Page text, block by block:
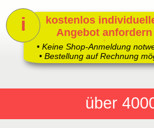
über
kostenlos
Angebot anfordern
1
• Keine Shop-Anmeldung
• Bestellung auf Rechnung
i